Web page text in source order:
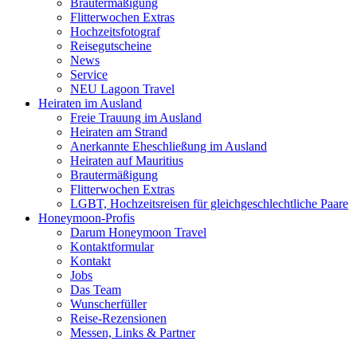
Brautermäßigung
Flitterwochen Extras
Hochzeitsfotograf
Reisegutscheine
News
Service
NEU Lagoon Travel
Heiraten im Ausland
Freie Trauung im Ausland
Heiraten am Strand
Anerkannte Eheschließung im Ausland
Heiraten auf Mauritius
Brautermäßigung
Flitterwochen Extras
LGBT, Hochzeitsreisen für gleichgeschlechtliche Paare
Honeymoon-Profis
Darum Honeymoon Travel
Kontaktformular
Kontakt
Jobs
Das Team
Wunscherfüller
Reise-Rezensionen
Messen, Links & Partner